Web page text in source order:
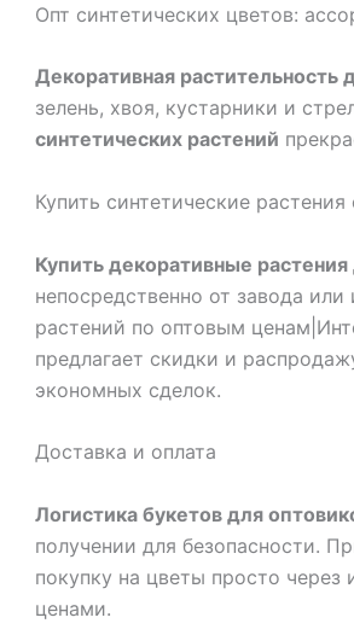
Опт синтетических цветов:
Декоративная растительность
зелень, хвоя, кустарники и
синтетических растений
Купить синтетические
Купить декоративные
непосредственно от завода
растений по оптовым
предлагает скидки и
экономных сделок.
Доставка и оплата
Логистика букетов для
получении для безопасности.
покупку на цветы просто
ценами.